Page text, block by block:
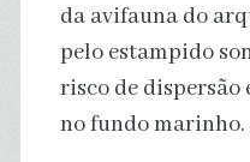
da avifauna do
pelo estampido
risco de dispersão
no fundo marinho.